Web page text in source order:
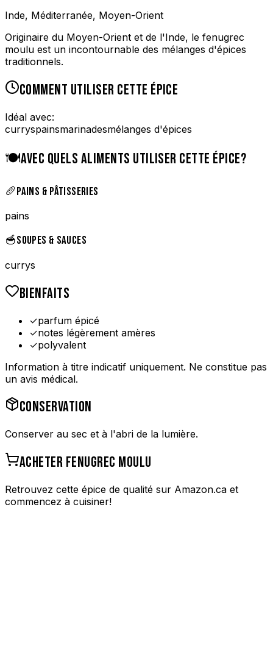
Inde, Méditerranée, Moyen-Orient
Originaire du Moyen-Orient et de l'Inde, le fenugrec
moulu est un incontournable des mélanges d'épices
traditionnels.
COMMENT UTILISER CETTE ÉPICE
Idéal avec:
curryspainsmarinadesmélanges d'épices
🍽️AVEC QUELS ALIMENTS UTILISER CETTE ÉPICE?
🥖PAINS & PÂTISSERIES
pains
🥣SOUPES & SAUCES
currys
BIENFAITS
✓parfum épicé
✓notes légèrement amères
✓polyvalent
Information à titre indicatif uniquement. Ne constitue pas
un avis médical.
CONSERVATION
Conserver au sec et à l'abri de la lumière.
ACHETER FENUGREC MOULU
Retrouvez cette épice de qualité sur Amazon.ca et
commencez à cuisiner!